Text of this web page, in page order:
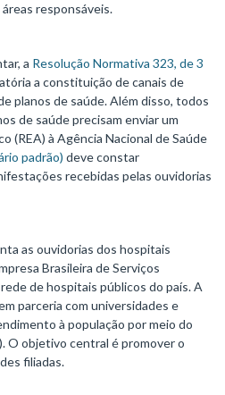
responsáveis.
a Resolução Normativa 323, de 3
a constituição de canais de
planos de saúde. Além disso, todos
de saúde precisam enviar um
(REA) à Agência Nacional de Saúde
padrão) deve constar
recebidas pelas ouvidorias
as ouvidorias dos hospitais
Brasileira de Serviços
de hospitais públicos do país. A
parceria com universidades e
à população por meio do
O objetivo central é promover o
filiadas.